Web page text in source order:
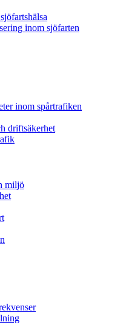
inom sjöfarten
inom spårtrafiken
driftsäkerhet
miljö